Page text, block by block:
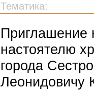
Тематика:
настоятелю
города
Леонидовичу